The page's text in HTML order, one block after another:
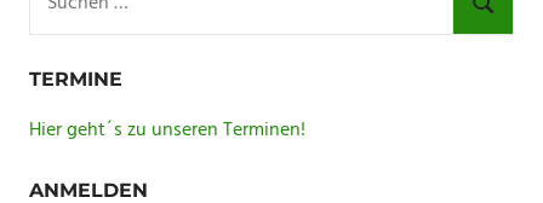
nach:
SUCHEN
TERMINE
Hier geht´s zu unseren Terminen!
ANMELDEN